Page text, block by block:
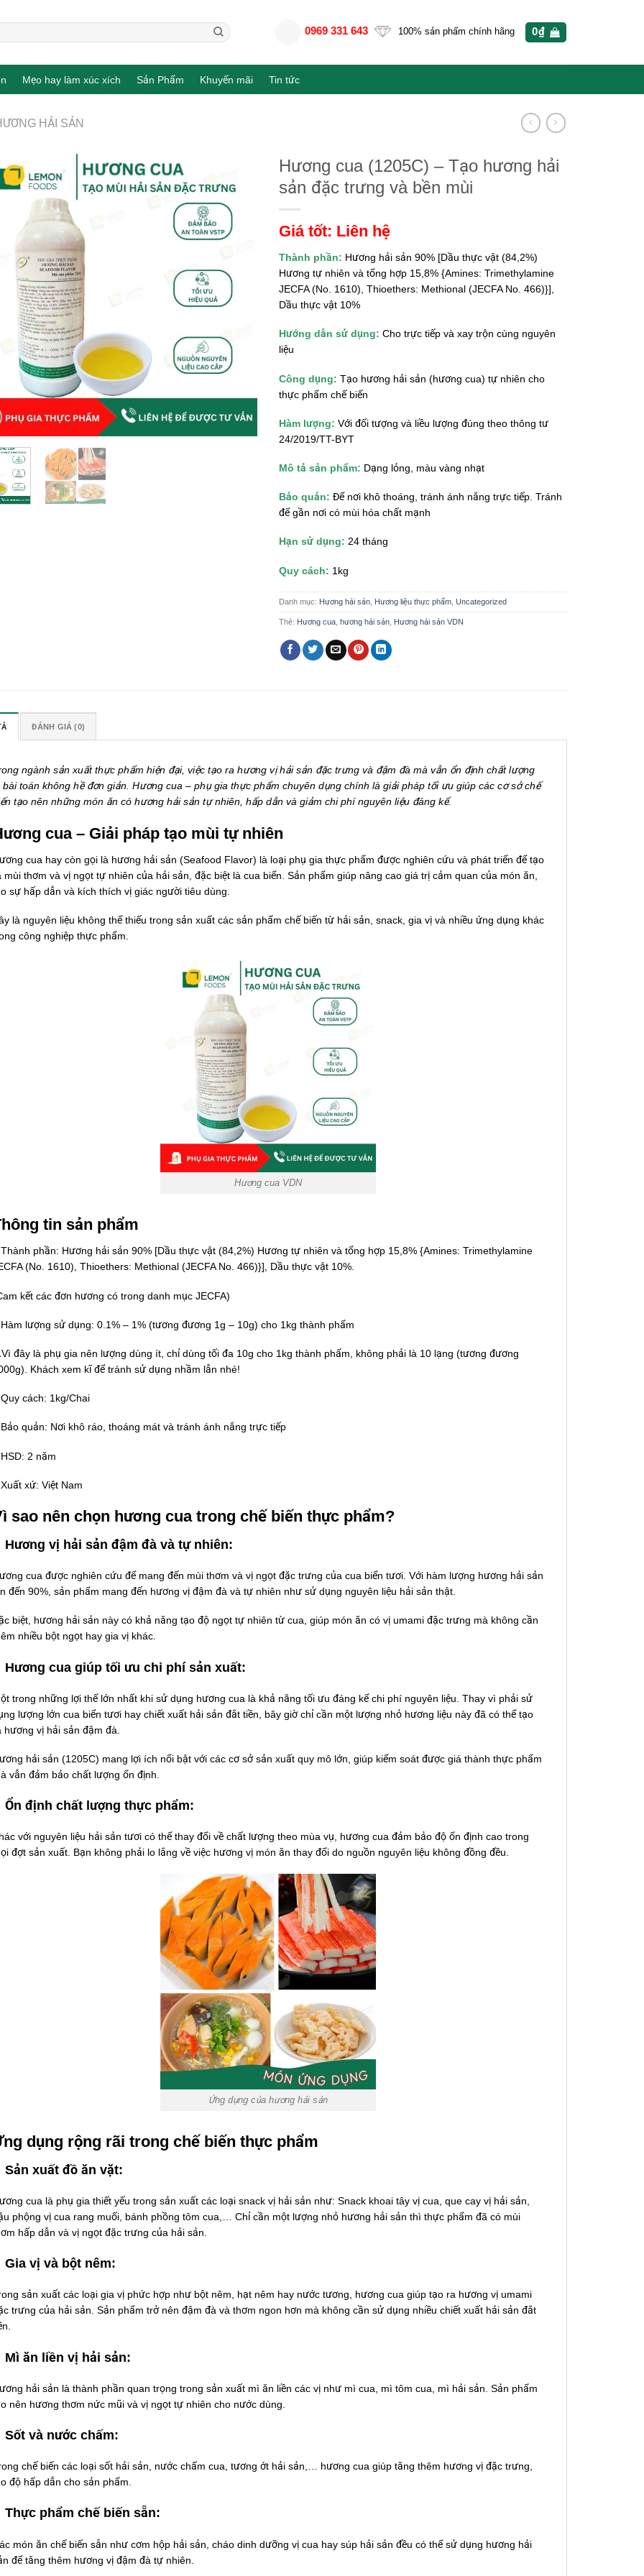
0969 331 643 100% sản phẩm chính hãng 0₫
Mẹo hay làm xúc xích Sản Phẩm Khuyến mãi Tin tức
HẢI SẢN
Hương cua (1205C) – Tạo hương hải
sản đặc trưng và bền mùi
Giá tốt: Liên hệ
Thành phần: Hương hải sản 90% [Dầu thực vật (84,2%)
Hương tự nhiên và tổng hợp 15,8% {Amines: Trimethylamine
JECFA (No. 1610), Thioethers: Methional (JECFA No. 466)}],
Dầu thực vật 10%
Hướng dẫn sử dụng: Cho trực tiếp và xay trộn cùng nguyên
liệu
Công dụng: Tạo hương hải sản (hương cua) tự nhiên cho
thực phẩm chế biến
Hàm lượng: Với đối tượng và liều lượng đúng theo thông tư
24/2019/TT-BYT
Mô tả sản phẩm: Dạng lỏng, màu vàng nhạt
Bảo quản: Để nơi khô thoáng, tránh ánh nắng trực tiếp. Tránh
để gần nơi có mùi hóa chất mạnh
Hạn sử dụng: 24 tháng
Quy cách: 1kg
Danh mục: Hương hải sản Hương liệu thực phẩm ,Uncategorized
Thẻ: Hương cua ,hương hải sản Hương hải sản VDN
ĐÁNH GIÁ (0)
ngành sản xuất thực phẩm hiện đại, việc tạo ra hương vị hải sản đặc trưng và đậm đà mà vẫn ổn định chất lượng
bài toán không hề đơn giản. Hương cua – phụ gia thực phẩm chuyên dụng chính là giải pháp tối ưu giúp các cơ sở chế
tạo nên những món ăn có hương hải sản tự nhiên, hấp dẫn và giảm chi phí nguyên liệu đáng kể.
cua – Giải pháp tạo mùi tự nhiên
cua hay còn gọi là hương hải sản (Seafood Flavor) là loại phụ gia thực phẩm được nghiên cứu và phát triển để tạo
mùi thơm và vị ngọt tự nhiên của hải sản, đặc biệt là cua biển. Sản phẩm giúp nâng cao giá trị cảm quan của món ăn,
sự hấp dẫn và kích thích vị giác người tiêu dùng.
là nguyên liệu không thể thiếu trong sản xuất các sản phẩm chế biến từ hải sản, snack, gia vị và nhiều ứng dụng khác
công nghiệp thực phẩm.
Hương cua VDN
tin sản phẩm
phần: Hương hải sản 90% [Dầu thực vật (84,2%) Hương tự nhiên và tổng hợp 15,8% {Amines: Trimethylamine
(No. 1610), Thioethers: Methional (JECFA No. 466)}], Dầu thực vật 10%.
kết các đơn hương có trong danh mục JECFA)
lượng sử dụng: 0.1% – 1% (tương đương 1g – 10g) cho 1kg thành phẩm
đây là phụ gia nên lượng dùng ít, chỉ dùng tối đa 10g cho 1kg thành phẩm, không phải là 10 lạng (tương đương
Khách xem kĩ để tránh sử dụng nhầm lẫn nhé!
cách: 1kg/Chai
quản: Nơi khô ráo, thoáng mát và tránh ánh nắng trực tiếp
2 năm
xứ: Việt Nam
sao nên chọn hương cua trong chế biến thực phẩm?
Hương vị hải sản đậm đà và tự nhiên:
cua được nghiên cứu để mang đến mùi thơm và vị ngọt đặc trưng của cua biển tươi. Với hàm lượng hương hải sản
đến 90%, sản phẩm mang đến hương vị đậm đà và tự nhiên như sử dụng nguyên liệu hải sản thật.
biệt, hương hải sản này có khả năng tạo độ ngọt tự nhiên từ cua, giúp món ăn có vị umami đặc trưng mà không cần
nhiều bột ngọt hay gia vị khác.
Hương cua giúp tối ưu chi phí sản xuất:
trong những lợi thế lớn nhất khi sử dụng hương cua là khả năng tối ưu đáng kể chi phí nguyên liệu. Thay vì phải sử
lượng lớn cua biển tươi hay chiết xuất hải sản đắt tiền, bây giờ chỉ cần một lượng nhỏ hương liệu này đã có thể tạo
hương vị hải sản đậm đà.
hải sản (1205C) mang lợi ích nổi bật với các cơ sở sản xuất quy mô lớn, giúp kiểm soát được giá thành thực phẩm
vẫn đảm bảo chất lượng ổn định.
Ổn định chất lượng thực phẩm:
với nguyên liệu hải sản tươi có thể thay đổi về chất lượng theo mùa vụ, hương cua đảm bảo độ ổn định cao trong
đợt sản xuất. Bạn không phải lo lắng về việc hương vị món ăn thay đổi do nguồn nguyên liệu không đồng đều.
Ứng dụng của hương hải sản
dụng rộng rãi trong chế biến thực phẩm
Sản xuất đồ ăn vặt:
cua là phụ gia thiết yếu trong sản xuất các loại snack vị hải sản như: Snack khoai tây vị cua, que cay vị hải sản,
phộng vị cua rang muối, bánh phồng tôm cua,… Chỉ cần một lượng nhỏ hương hải sản thì thực phẩm đã có mùi
hấp dẫn và vị ngọt đặc trưng của hải sản.
Gia vị và bột nêm:
sản xuất các loại gia vị phức hợp như bột nêm, hạt nêm hay nước tương, hương cua giúp tạo ra hương vị umami
trưng của hải sản. Sản phẩm trở nên đậm đà và thơm ngon hơn mà không cần sử dụng nhiều chiết xuất hải sản đắt
Mì ăn liền vị hải sản:
hải sản là thành phần quan trọng trong sản xuất mì ăn liền các vị như mì cua, mì tôm cua, mì hải sản. Sản phẩm
nên hương thơm nức mũi và vị ngọt tự nhiên cho nước dùng.
Sốt và nước chấm:
chế biến các loại sốt hải sản, nước chấm cua, tương ớt hải sản,… hương cua giúp tăng thêm hương vị đặc trưng,
độ hấp dẫn cho sản phẩm.
Thực phẩm chế biến sẵn:
món ăn chế biến sẵn như cơm hộp hải sản, cháo dinh dưỡng vị cua hay súp hải sản đều có thể sử dụng hương hải
để tăng thêm hương vị đậm đà tự nhiên.